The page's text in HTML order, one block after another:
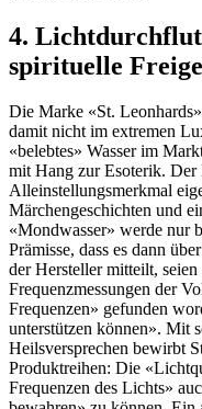
4.
spirituelle
Die Marke «St.
damit nicht im extremen
«belebtes» Wasser im
mit Hang zur Esoterik. Der
Alleinstellungsmerkmal
Märchengeschichten und
«Mondwasser» werde nur
Prämisse, dass es dann
der Hersteller mitteilt,
Frequenzmessungen der
Frequenzen» gefunden
unterstützen können». Mit
Heilsversprechen bewirbt
Produktreihen: Die
Frequenzen des Lichts»